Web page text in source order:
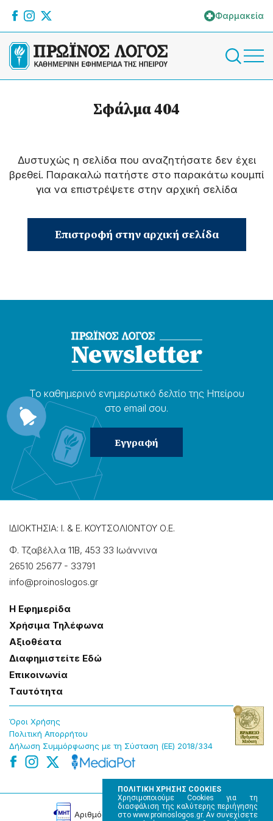
ΠΟΛΙΤΙΚΗ ΧΡΗΣΗΣ COOKIES
Χρησιμοποιούμε Cookies για τη
διασφάλιση της καλύτερης περιήγησης
στο www.proinoslogos.gr. Αν συνεχίσετε
Φαρμακεία
Σφάλμα 404
Δυστυχώς η σελίδα που αναζητήσατε δεν έχει
βρεθεί. Παρακαλώ πατήστε στο παρακάτω κουμπί
για να επιστρέψετε στην αρχική σελίδα
Επιστροφή στην αρχική σελίδα
Το καθημερɩνό ενημερωτɩκό δελτίο της Ηπείρου
στο email σου.
ΙΔΙΟΚΤΗΣΙΑ: Ι. & Ε. ΚΟΥΤΣΟΛΙΟΝΤΟΥ Ο.Ε.
Φ. Τζαβέλλα 11Β, 453 33 Ιωάννɩνα
26510 25677 - 33791
info@proinoslogos.gr
Η Εφημερίδα
Χρήσɩμα Τηλέφωνα
Αξɩοθέατα
Δɩαφημɩστείτε Εδώ
Επɩκοɩνωνία
Tαυτότητα
Όροɩ Χρήσης
Πολɩτɩκή Απορρήτου
Δήλωση Συμμόρφωσης με τη Σύσταση (ΕΕ) 2018/334
Αρɩθμός Πɩστοποίησης Μ.Η.Τ. 220242